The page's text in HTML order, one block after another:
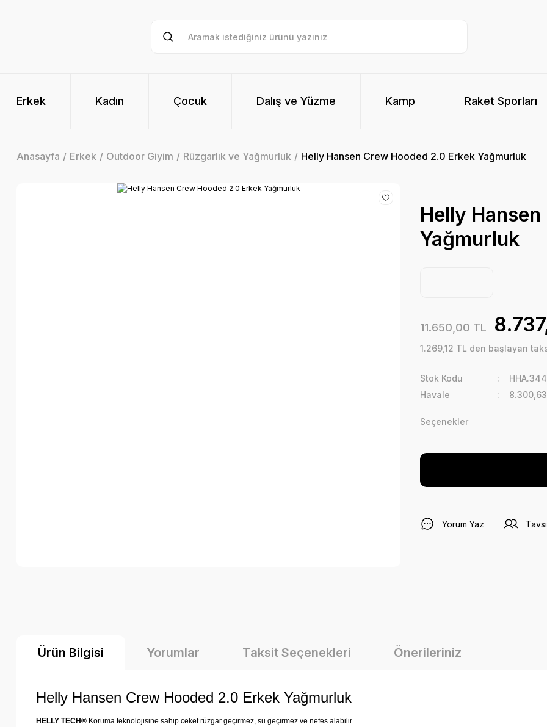
Erkek Kadın Çocuk Dalış ve Yüzme Kamp Raket Sporları
Anasayfa Erkek Outdoor Giyim Rüzgarlık ve Yağmurluk Helly Hansen Crew Hooded 2.0 Erkek Yağmurluk
Helly
Yağmurluk
11.650,00 TL
1.269,12 TL den başlayan
Stok Kodu
Havale
Seçenekler
Yorum Yaz
Ürün Bilgisi Yorumlar Taksit Seçenekleri Önerileriniz
Helly Hansen Crew Hooded 2.0 Erkek Yağmurluk
HELLY TECH® Koruma teknolojisine sahip ceket rüzgar geçirmez, su geçirmez ve nefes alabilir.